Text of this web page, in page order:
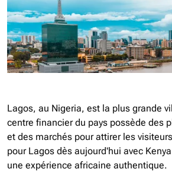
Lagos, au Nigeria, est la plus grande
centre financier du pays possède des
et des marchés pour attirer les
pour Lagos dès aujourd'hui avec
une expérience africaine authentique.